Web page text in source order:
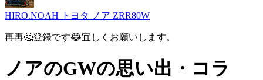
HIRO.NOAH トヨタ ノア ZRR80W
再再🤔登録です😂宜しくお願いします。
ノアのGWの思い出・コラ